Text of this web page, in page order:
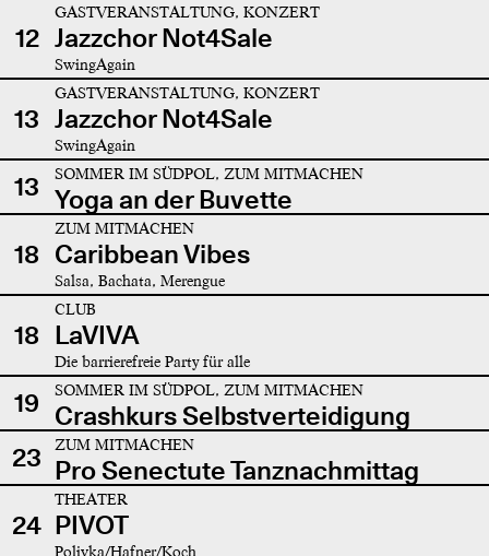
12
GASTVERANSTALTUNG, KONZERT
Jazzchor Not4Sale
SwingAgain
13
GASTVERANSTALTUNG, KONZERT
Jazzchor Not4Sale
SwingAgain
13 SOMMER IM SÜDPOL, ZUM MITMACHEN
Yoga an der Buvette
18
ZUM MITMACHEN
Caribbean Vibes
Salsa, Bachata, Merengue
18
CLUB
LaVIVA
Die barrierefreie Party für alle
19 SOMMER IM SÜDPOL, ZUM MITMACHEN
Crashkurs Selbstverteidigung
23
ZUM MITMACHEN
Pro Senectute Tanznachmittag
24
THEATER
PIVOT
Polivka/Hafner/Koch